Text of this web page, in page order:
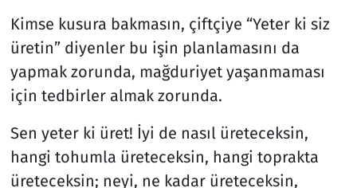
Kimse kusura bakmasın, çiftçiye “Yeter ki siz
üretin” diyenler bu işin planlamasını da
yapmak zorunda, mağduriyet yaşanmaması
için tedbirler almak zorunda.
Sen yeter ki üret! İyi de nasıl üreteceksin,
hangi tohumla üreteceksin, hangi toprakta
üreteceksin; neyi, ne kadar üreteceksin,